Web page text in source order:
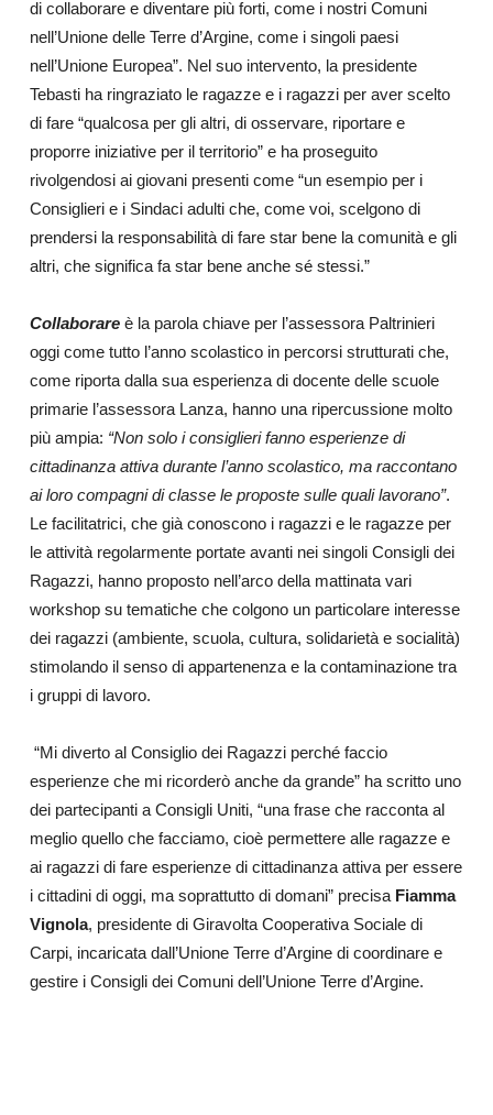
di collaborare e diventare più forti, come i nostri Comuni
nell’Unione delle Terre d’Argine, come i singoli paesi
nell’Unione Europea”. Nel suo intervento, la presidente
Tebasti ha ringraziato le ragazze e i ragazzi per aver scelto
di fare “qualcosa per gli altri, di osservare, riportare e
proporre iniziative per il territorio” e ha proseguito
rivolgendosi ai giovani presenti come “un esempio per i
Consiglieri e i Sindaci adulti che, come voi, scelgono di
prendersi la responsabilità di fare star bene la comunità e gli
altri, che significa fa star bene anche sé stessi.”
Collaborareè la parola chiave per l’assessora Paltrinieri
oggi come tutto l’anno scolastico in percorsi strutturati che,
come riporta dalla sua esperienza di docente delle scuole
primarie l’assessora Lanza, hanno una ripercussione molto
più ampia: “Non solo i consiglieri fanno esperienze di
cittadinanza attiva durante l’anno scolastico, ma raccontano
ai loro compagni di classe le proposte sulle quali lavorano”.
Le facilitatrici, che già conoscono i ragazzi e le ragazze per
le attività regolarmente portate avanti nei singoli Consigli dei
Ragazzi, hanno proposto nell’arco della mattinata vari
workshop su tematiche che colgono un particolare interesse
dei ragazzi (ambiente, scuola, cultura, solidarietà e socialità)
stimolando il senso di appartenenza e la contaminazione tra
i gruppi di lavoro.
“Mi diverto al Consiglio dei Ragazzi perché faccio
esperienze che mi ricorderò anche da grande” ha scritto uno
dei partecipanti a Consigli Uniti, “una frase che racconta al
meglio quello che facciamo, cioè permettere alle ragazze e
ai ragazzi di fare esperienze di cittadinanza attiva per essere
i cittadini di oggi, ma soprattutto di domani” precisa Fiamma
Vignola, presidente di Giravolta Cooperativa Sociale di
Carpi, incaricata dall’Unione Terre d’Argine di coordinare e
gestire i Consigli dei Comuni dell’Unione Terre d’Argine.